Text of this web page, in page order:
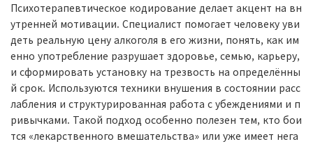
Психотерапевтическое кодирование делает акцент на вн
утренней мотивации. Специалист помогает человеку уви
деть реальную цену алкоголя в его жизни, понять, как им
енно употребление разрушает здоровье, семью, карьеру,
и сформировать установку на трезвость на определённы
й срок. Используются техники внушения в состоянии расс
лабления и структурированная работа с убеждениями и п
ривычками. Такой подход особенно полезен тем, кто бои
тся «лекарственного вмешательства» или уже имеет нега